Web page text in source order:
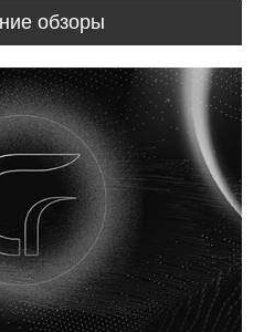
обзоры